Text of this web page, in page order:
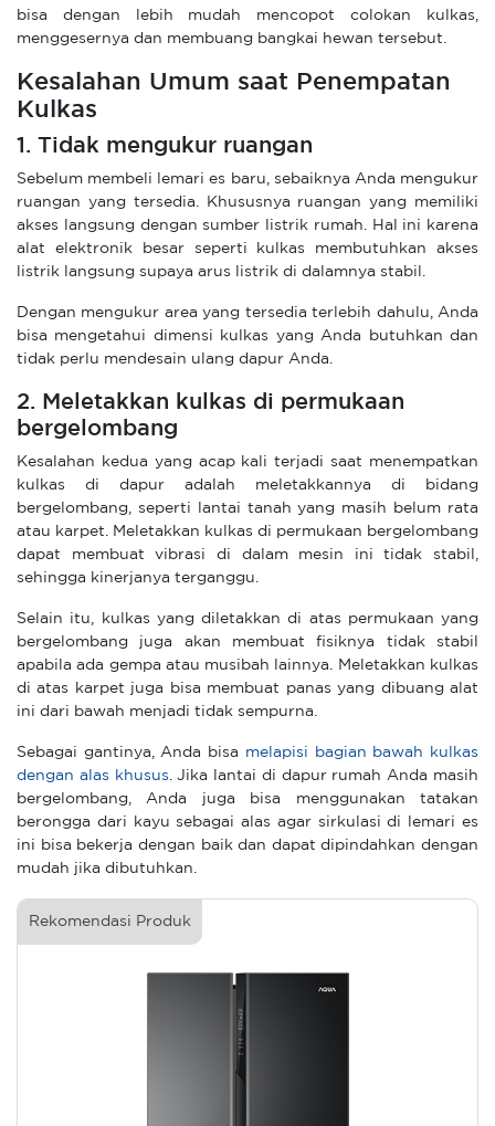
bisa dengan lebih mudah mencopot colokan kulkas,
menggesernya dan membuang bangkai hewan tersebut.
Kesalahan Umum saat Penempatan
Kulkas
1. Tidak mengukur ruangan
Sebelum membeli lemari es baru, sebaiknya Anda mengukur
ruangan yang tersedia. Khususnya ruangan yang memiliki
akses langsung dengan sumber listrik rumah. Hal ini karena
alat elektronik besar seperti kulkas membutuhkan akses
listrik langsung supaya arus listrik di dalamnya stabil.
Dengan mengukur area yang tersedia terlebih dahulu, Anda
bisa mengetahui dimensi kulkas yang Anda butuhkan dan
tidak perlu mendesain ulang dapur Anda.
2. Meletakkan kulkas di permukaan
bergelombang
Kesalahan kedua yang acap kali terjadi saat menempatkan
kulkas di dapur adalah meletakkannya di bidang
bergelombang, seperti lantai tanah yang masih belum rata
atau karpet. Meletakkan kulkas di permukaan bergelombang
dapat membuat vibrasi di dalam mesin ini tidak stabil,
sehingga kinerjanya terganggu.
Selain itu, kulkas yang diletakkan di atas permukaan yang
bergelombang juga akan membuat fisiknya tidak stabil
apabila ada gempa atau musibah lainnya. Meletakkan kulkas
di atas karpet juga bisa membuat panas yang dibuang alat
ini dari bawah menjadi tidak sempurna.
Sebagai gantinya, Anda bisa melapisi bagian bawah kulkas
dengan alas khusus . Jika lantai di dapur rumah Anda masih
bergelombang, Anda juga bisa menggunakan tatakan
berongga dari kayu sebagai alas agar sirkulasi di lemari es
ini bisa bekerja dengan baik dan dapat dipindahkan dengan
mudah jika dibutuhkan.
Rekomendasi Produk